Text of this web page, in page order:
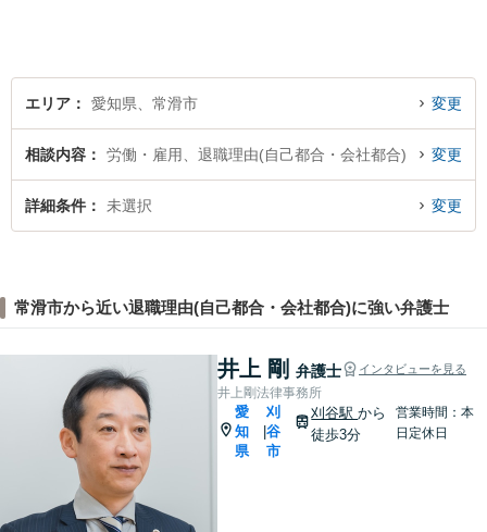
エリア 愛知県、常滑市 変更
相談内容 労働・雇用、退職理由(自己都合・会社都合) 変更
詳細条件 未選択 変更
常滑市から近い退職理由(自己都合・会社都合)に強い弁護士
井上 剛 弁護士 インタビューを見る
井上剛法律事務所
愛
知
県
刈
谷
市
刈谷駅から
徒歩3分
営業時間：本
日定休日